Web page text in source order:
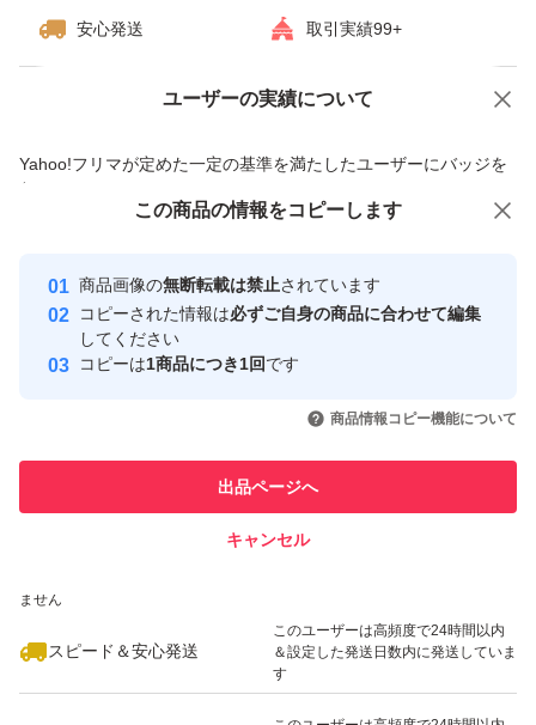
安心発送 取引実績99+
ユーザーの実績について
Yahoo!フリマが定めた一定の基準を満たしたユーザーにバッジを
付与しています
安心取引出品者
心・安全なユーザーです
取引実績
引を完了させた実績があります
での取引実績があります
ません
スピード＆安心発送
このユーザーは高頻度で24時間以内
＆設定した発送日数内に発送していま
す
価格の相談 商品への質問
この商品の情報をコピーします
商品画像の無断転載は禁止されています
コピーされた情報は必ずご自身の商品に合わせて編集
してください
コピーは1商品につき1回です
商品情報コピー機能について
出品ページへ
キャンセル
この商品をみている人にオススメ